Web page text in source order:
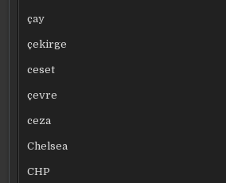
çay
çekirge
ceset
çevre
ceza
Chelsea
CHP